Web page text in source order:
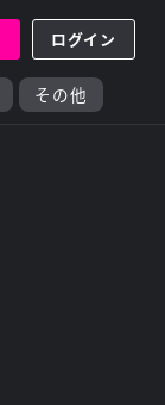
ログイン
その他